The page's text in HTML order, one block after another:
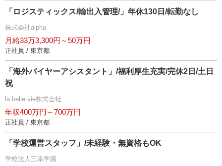
「ロジスティックス/輸出入管理/」年休130日/転勤なし
株式会社alpha
月給33万3,300円～50万円
正社員 / 東京都
「海外バイヤーアシスタント」/福利厚生充実/完休2日/土日
祝
la belle vie株式会社
年収400万円～700万円
正社員 / 東京都
「学校運営スタッフ」/未経験・無資格もOK
学校法人三幸学園